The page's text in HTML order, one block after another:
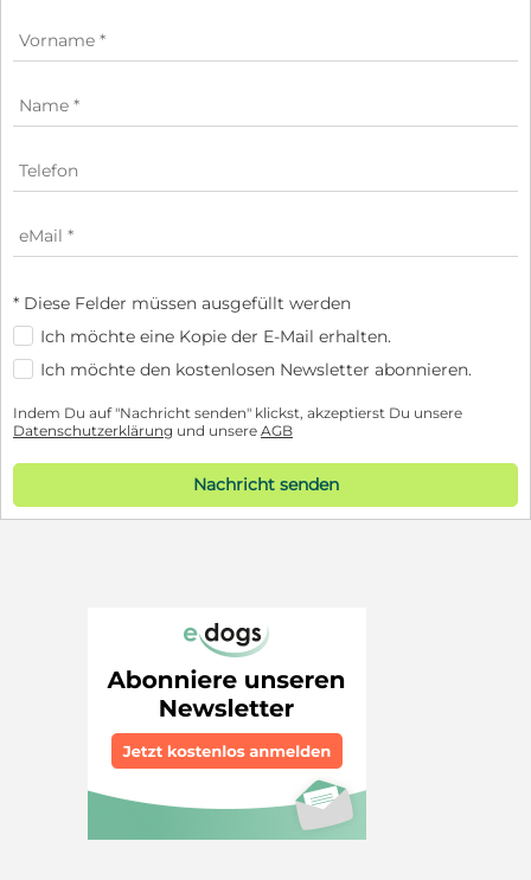
* Diese Felder müssen ausgefüllt werden
Ich möchte eine Kopie der E-Mail erhalten.
Ich möchte den kostenlosen Newsletter abonnieren.
Indem Du auf "Nachricht senden" klickst, akzeptierst Du unsere
Datenschutzerklärung und unsere AGB
Nachricht senden